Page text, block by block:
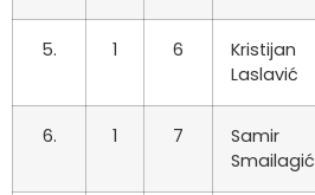
5. 1 6
Kristijan
Laslavić
6. 1 7
Samir
Smailagić